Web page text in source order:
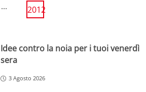
... 2012
Idee contro la noia per i tuoi venerdì
sera
3 Agosto 2026